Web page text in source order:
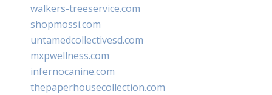
walkers-treeservice.com
shopmossi.com
untamedcollectivesd.com
mxpwellness.com
infernocanine.com
thepaperhousecollection.com